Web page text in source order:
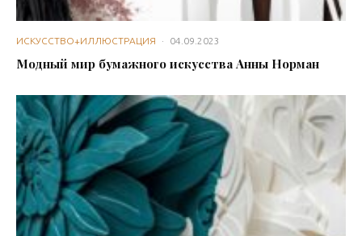
ИСКУССТВО+ИЛЛЮСТРАЦИЯ · 04.09.2023
Модный мир бумажного искусства Анны Норман